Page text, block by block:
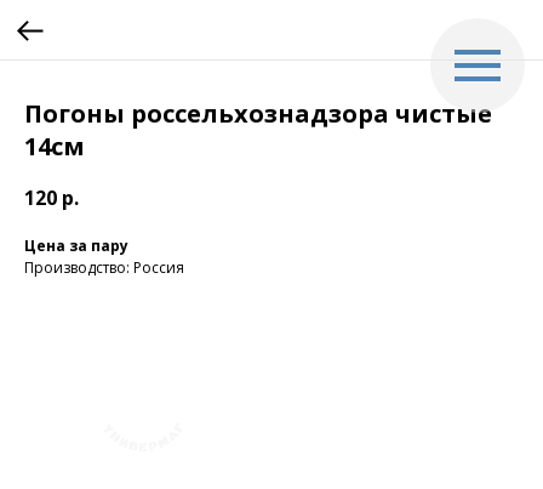
Погоны россельхознадзора чистые
14см
120 р.
Цена за пару
Производство: Россия